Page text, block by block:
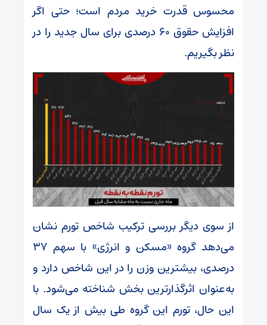
محسوس قدرت خرید مردم است؛ حتی اگر
افزایش حقوق ۶۰ درصدی برای سال جدید را در
نظر بگیریم.
از سوی دیگر بررسی ترکیب شاخص تورم نشان
می‌دهد گروه «مسکن و انرژی» با سهم ۳۷
درصدی، بیشترین وزن را در این شاخص دارد و
به‌عنوان اثرگذارترین بخش شناخته می‌شود. با
این حال، تورم این گروه طی بیش از یک سال